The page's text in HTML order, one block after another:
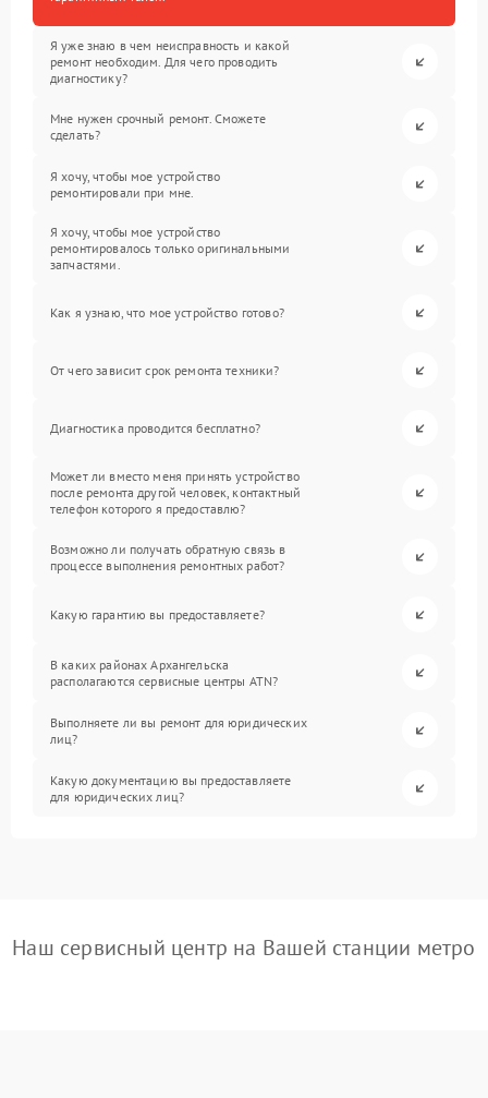
Я уже знаю в чем неисправность и какой
ремонт необходим. Для чего проводить
диагностику?
Мне нужен срочный ремонт. Сможете
сделать?
Я хочу, чтобы мое устройство
ремонтировали при мне.
Я хочу, чтобы мое устройство
ремонтировалось только оригинальными
запчастями.
Как я узнаю, что мое устройство готово?
От чего зависит срок ремонта техники?
Диагностика проводится бесплатно?
Может ли вместо меня принять устройство
после ремонта другой человек, контактный
телефон которого я предоставлю?
Возможно ли получать обратную связь в
процессе выполнения ремонтных работ?
Какую гарантию вы предоставляете?
В каких районах Архангельска
располагаются сервисные центры ATN?
Выполняете ли вы ремонт для юридических
лиц?
Какую документацию вы предоставляете
для юридических лиц?
Наш сервисный центр на Вашей станции метро